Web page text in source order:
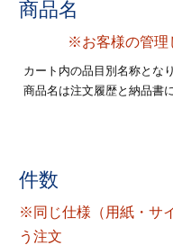
ファイル印刷
ァイル印刷
名刺印刷
ムカード印刷
刷
商品名
※お客様の管理
カート内の品目別名称となり
商品名は注文履歴と納品書
件数
※同じ仕様（用紙・サ
う注文